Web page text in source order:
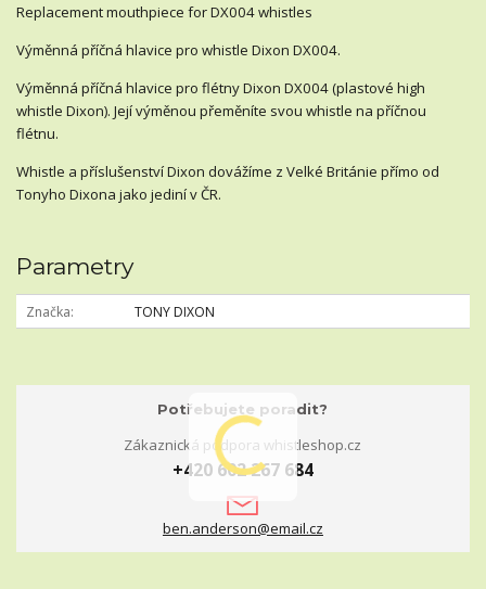
Replacement mouthpiece for DX004 whistles
Výměnná příčná hlavice pro whistle Dixon DX004.
Výměnná příčná hlavice pro flétny Dixon DX004 (plastové high
whistle Dixon). Její výměnou přeměníte svou whistle na příčnou
flétnu.
Whistle a příslušenství Dixon dovážíme z Velké Británie přímo od
Tonyho Dixona jako jediní v ČR.
Parametry
Značka TONY DIXON
Potřebujete poradit?
Zákaznická podpora whistleshop.cz
+420 602 267 684
ben.anderson@email.cz